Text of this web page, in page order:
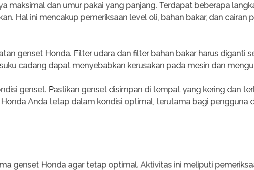
maksimal dan umur pakai yang panjang. Terdapat beberapa
Hal ini mencakup pemeriksaan level oli, bahan bakar, dan cairan
genset Honda. Filter udara dan filter bahan bakar harus diganti
cadang dapat menyebabkan kerusakan pada mesin dan
genset. Pastikan genset disimpan di tempat yang kering dan
Anda tetap dalam kondisi optimal, terutama bagi pengguna
genset Honda agar tetap optimal. Aktivitas ini meliputi